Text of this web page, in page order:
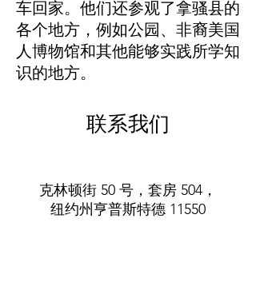
车回家。他们还参观了拿骚县的
各个地方，例如公园、非裔美国
人博物馆和其他能够实践所学知
识的地方。
联系我们
克林顿街 50 号，套房 504，
纽约州亨普斯特德 11550